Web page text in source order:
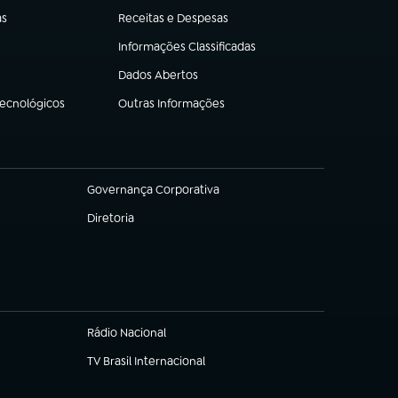
Receitas e Despesas
(abre em nova aba)
Informações Classificadas
(abre em nova aba)
Dados Abertos
(abre em nova aba)
Outras Informações
(abre em nova aba)
Governança Corporativa
(abre em nova aba)
Diretoria
(abre em nova aba)
Rádio Nacional
TV Brasil Internacional
(abre em nova aba)